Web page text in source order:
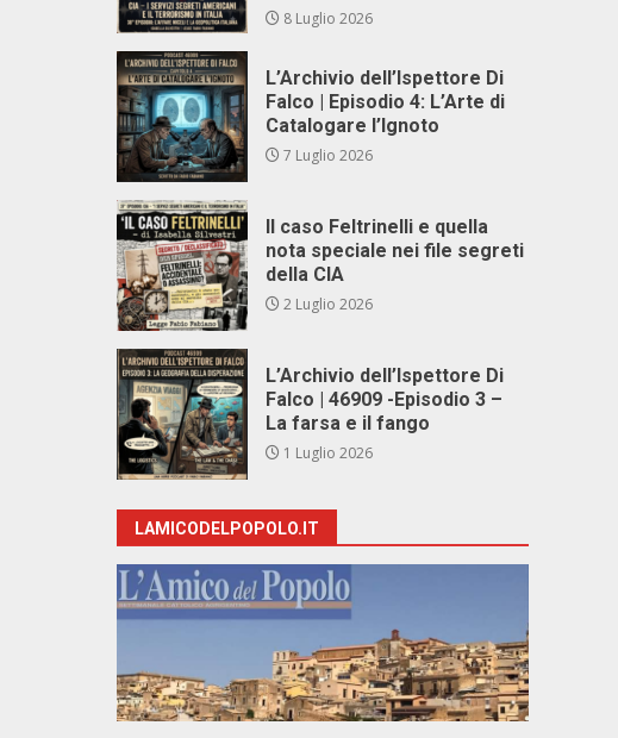
8 Luglio 2026
L’Archivio dell’Ispettore Di
Falco | Episodio 4: L’Arte di
Catalogare l’Ignoto
7 Luglio 2026
Il caso Feltrinelli e quella
nota speciale nei file segreti
della CIA
2 Luglio 2026
L’Archivio dell’Ispettore Di
Falco | 46909 -Episodio 3 –
La farsa e il fango
1 Luglio 2026
LAMICODELPOPOLO.IT